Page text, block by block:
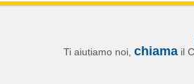
Ti aiutiamo noi, chiamail